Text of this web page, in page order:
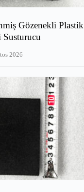
Gözenekli Plastik
Susturucu
2026